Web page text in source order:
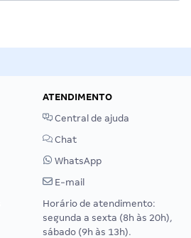
ATENDIMENTO
Central de ajuda
Chat
WhatsApp
E-mail
Horário de atendimento:
segunda a sexta (8h às 20h),
sábado (9h às 13h).